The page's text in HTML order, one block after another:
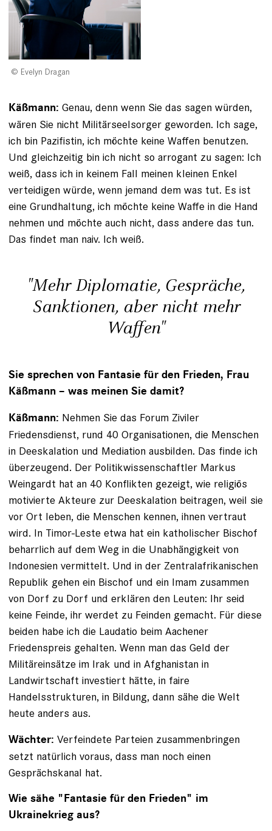
Evelyn Dragan
Käßmann: Genau, denn wenn Sie das sagen würden,
wären Sie nicht Militärseelsorger geworden. Ich sage,
ich bin ­Pazifistin, ich möchte keine Waffen benutzen.
Und gleichzeitig bin ich nicht so arrogant zu sagen: Ich
weiß, dass ich in keinem Fall meinen kleinen Enkel
verteidigen würde, wenn jemand dem was tut. Es ist
eine Grundhaltung, ich möchte keine Waffe in die Hand
nehmen und möchte auch nicht, dass andere das tun.
Das findet man naiv. Ich weiß.
"Mehr Diplomatie, Gespräche,
Sanktionen, aber nicht mehr
Waffen"
Sie sprechen von Fantasie für den Frieden, Frau
Käßmann – was meinen Sie damit?
Käßmann: Nehmen Sie das Forum Ziviler
Friedensdienst, rund 40 Organisationen, die Menschen
in Deeskalation und Mediation ausbilden. Das finde ich
überzeugend. Der Politikwissenschaftler Markus
Weingardt hat an 40 Konflikten gezeigt, wie religiös
motivierte Akteure zur Deeskalation beitragen, weil sie
vor Ort leben, die ­Menschen kennen, ihnen vertraut
wird. In Timor-Leste etwa hat ein katholischer Bischof
beharrlich auf dem Weg in die Unabhängigkeit von
Indonesien vermittelt. Und in der Zentralafrikanischen
Republik gehen ein Bischof und ein Imam zusammen
von Dorf zu Dorf und erklären den Leuten: Ihr seid
keine Feinde, ihr werdet zu Feinden gemacht. Für diese
beiden habe ich die Laudatio beim ­Aachener
Friedenspreis gehalten. Wenn man das Geld der
Militäreinsätze im Irak und in Afghanistan in
Landwirtschaft investiert hätte, in faire
Handelsstrukturen, in Bildung, dann sähe die Welt
heute anders aus.
Wächter: Verfeindete Parteien zusammenbringen
setzt natürlich voraus, dass man noch einen
Gesprächskanal hat.
Wie sähe "Fantasie für den Frieden" im
Ukrainekrieg aus?